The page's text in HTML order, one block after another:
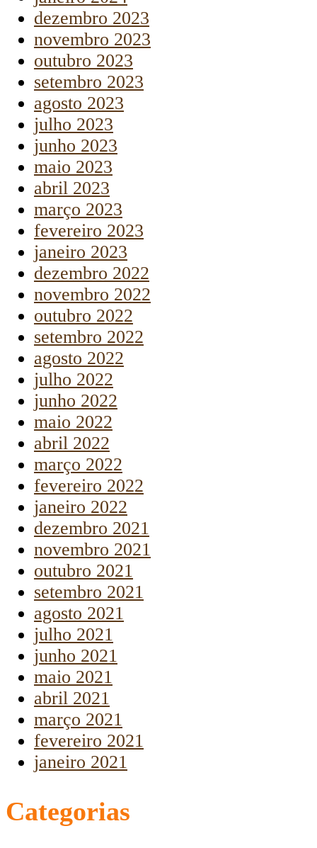
dezembro 2023
novembro 2023
outubro 2023
setembro 2023
agosto 2023
julho 2023
junho 2023
maio 2023
abril 2023
março 2023
fevereiro 2023
janeiro 2023
dezembro 2022
novembro 2022
outubro 2022
setembro 2022
agosto 2022
julho 2022
junho 2022
maio 2022
abril 2022
março 2022
fevereiro 2022
janeiro 2022
dezembro 2021
novembro 2021
outubro 2021
setembro 2021
agosto 2021
julho 2021
junho 2021
maio 2021
abril 2021
março 2021
fevereiro 2021
janeiro 2021
Categorias